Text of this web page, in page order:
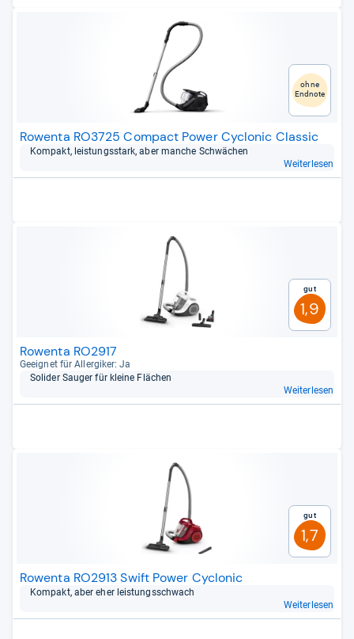
ohne
Endnote
Rowenta RO3725 Compact Power Cyclonic Classic
Kom­pakt, leis­tungs­stark, aber man­che Schwä­chen
Weiterlesen
Gut
1,9
Rowenta RO2917
Geeig­net für All­er­gi­ker: Ja
Soli­der Sau­ger für kleine Flä­chen
Weiterlesen
Gut
1,7
Rowenta RO2913 Swift Power Cyclonic
Kom­pakt, aber eher leis­tungs­schwach
Weiterlesen